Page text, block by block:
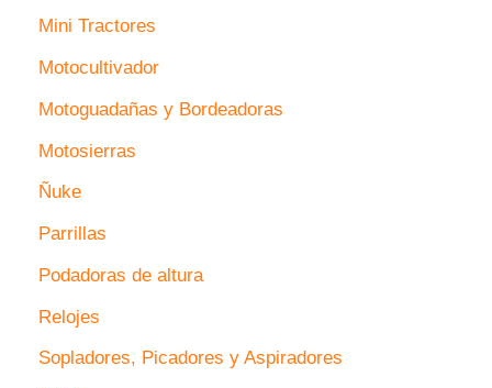
Mini Tractores
Motocultivador
Motoguadañas y Bordeadoras
Motosierras
Ñuke
Parrillas
Podadoras de altura
Relojes
Sopladores, Picadores y Aspiradores